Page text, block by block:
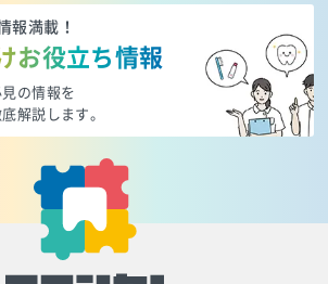
報満載！
お役立ち情報
の情報を
解説します。